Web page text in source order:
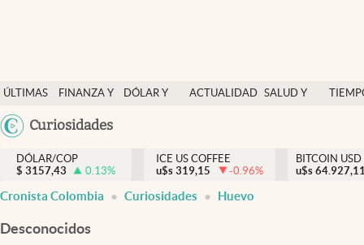
ÚLTIMAS
NOTICIAS
FINANZA Y
DÓLAR Y
ACTUALIDAD SALUD Y
México
Curiosidades
Salud y nutrición
Vida espiritual
Actualidad
DÓLAR/COP
$ 3157,43 0.13%
ICE US COFFEE
u$s 319,15 -0.96%
BITCOIN USD
u$s
Cronista Colombia Curiosidades Huevo
Desconocidos